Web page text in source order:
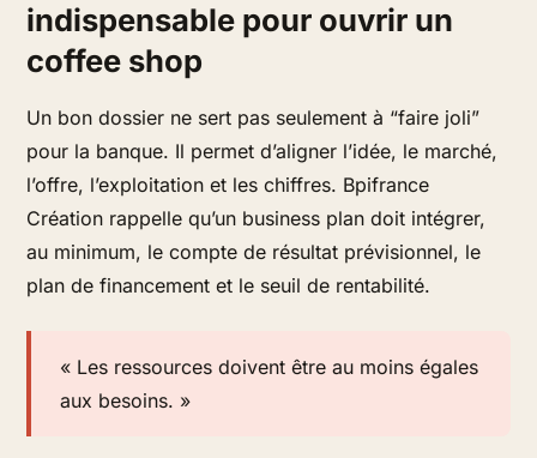
indispensable pour ouvrir un
coffee shop
Un bon dossier ne sert pas seulement à “faire joli”
pour la banque. Il permet d’aligner l’idée, le marché,
l’offre, l’exploitation et les chiffres. Bpifrance
Création rappelle qu’un business plan doit intégrer,
au minimum, le compte de résultat prévisionnel, le
plan de financement et le seuil de rentabilité.
« Les ressources doivent être au moins égales
aux besoins. »